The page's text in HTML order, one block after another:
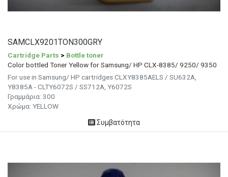
SAMCLX9201TON300GRY
Cartridge Parts > Bottle toner
Color bottled Toner Yellow for Samsung/ HP CLX-8385/ 9250/ 9350
For use in Samsung/ HP cartridges CLXY8385AELS / SU632A,
Y8385A - CLTY6072S / SS712A, Y6072S
Γραμμάρια: 300
Χρώμα: YELLOW
Συμβατότητα